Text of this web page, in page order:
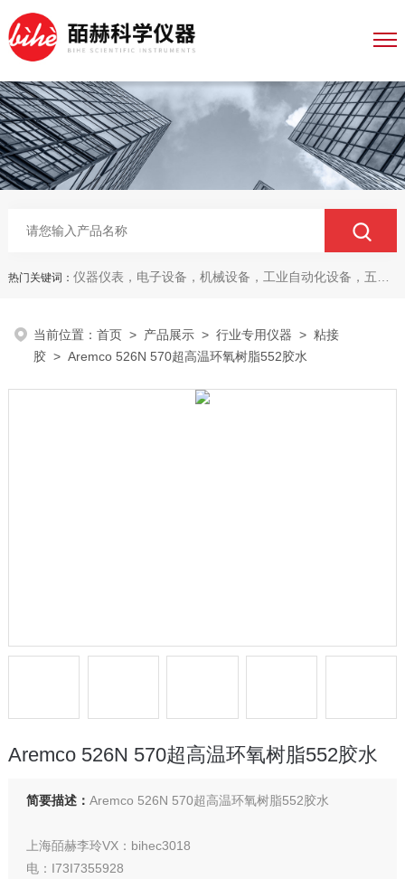
热门关键词： 仪器仪表，电子设备，机械设备，工业自动化设备，五金产品，电线电缆，金属材料，电子
当前位置：首页 > 产品展示 >行业专用仪器 >粘接
胶 > Aremco 526N 570超高温环氧树脂552胶水
Aremco 526N 570超高温环氧树脂552胶水
简要描述： Aremco 526N 570超高温环氧树脂552胶水
上海皕赫李玲VX：bihec3018
电：I73I7355928